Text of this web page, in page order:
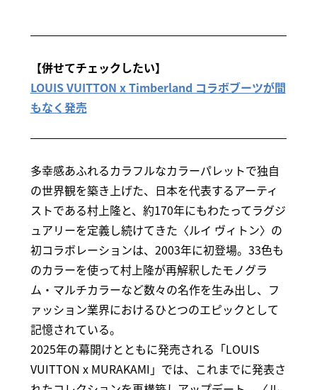
【併せてチェックしたい】
LOUIS VUITTON x Timberland コラボブーツが間
もなく発売
多幸感あふれるカラフルなカラーパレットで独自
の世界観を築き上げた、日本を代表するアーティ
ストである村上隆と、約170年にもわたってラグジ
ュアリーを定義し続けてきた〈ルイ ヴィトン〉の
初コラボレーションは、2003年に初登場。33色も
のカラーを使って村上隆が再解釈したモノグラ
ム・マルチカラーなど数々の名作を生み出し、フ
ァッション業界におけるひとつのエピックとして
記憶されている。
2025年の幕開けとともに発売される「LOUIS
VUITTON x MURAKAMI」では、これまでに発表さ